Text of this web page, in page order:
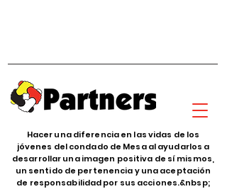
Hacer una diferencia en las vidas de los
jóvenes del condado de Mesa al ayudarlos a
desarrollar una imagen positiva de sí mismos,
un sentido de pertenencia y una aceptación
de responsabilidad por sus acciones.&nbsp;